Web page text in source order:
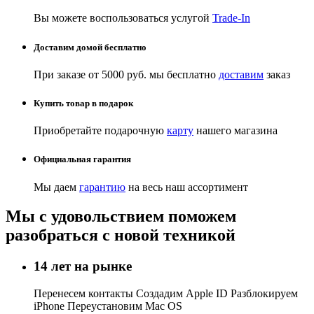
Вы можете воспользоваться услугой Trade-In
Доставим домой бесплатно
При заказе от 5000 руб. мы бесплатно доставим заказ
Купить товар в подарок
Приобретайте подарочную карту нашего магазина
Официальная гарантия
Мы даем гарантию на весь наш ассортимент
Мы с удовольствием поможем
разобраться с новой техникой
14 лет на рынке
Перенесем контакты Создадим Apple ID Разблокируем
iPhone Переустановим Mac OS